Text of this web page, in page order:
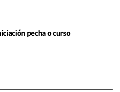
pecha o curso